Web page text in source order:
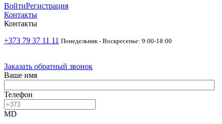
ВойтиРегистрация
Контакты
Контакты
+373 79 37 11 11 Понедельник - Воскресенье: 9:00-18:00
Заказать обратный звонок
Ваше имя
Телефон
MD